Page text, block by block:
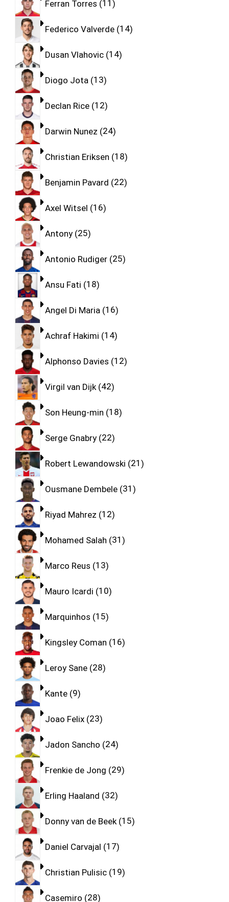
Ferran Torres 11
Federico Valverde 14
Dusan Vlahovic 14
Diogo Jota 13
Declan Rice 12
Darwin Nunez 24
Christian Eriksen 18
Benjamin Pavard 22
Axel Witsel 16
Antony 25
Antonio Rudiger 25
Ansu Fati 18
Angel Di Maria 16
Achraf Hakimi 14
Alphonso Davies 12
Virgil van Dijk 42
Son Heung-min 18
Serge Gnabry 22
Robert Lewandowski 21
Ousmane Dembele 31
Riyad Mahrez 12
Mohamed Salah 31
Marco Reus 13
Mauro Icardi 10
Marquinhos 15
Kingsley Coman 16
Leroy Sane 28
Kante 9
Joao Felix 23
Jadon Sancho 24
Frenkie de Jong 29
Erling Haaland 32
Donny van de Beek 15
Daniel Carvajal 17
Christian Pulisic 19
Casemiro 28